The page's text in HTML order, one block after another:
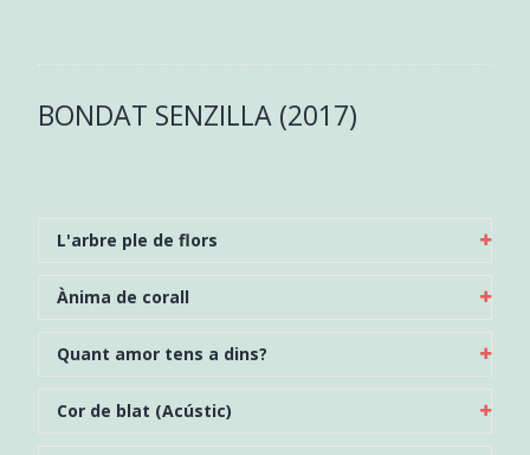
BONDAT SENZILLA (2017)
L'arbre ple de flors
Ànima de corall
Quant amor tens a dins?
Cor de blat (Acústic)